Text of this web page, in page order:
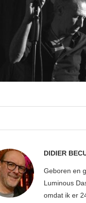
DIDIER
Geboren en
Luminous
omdat ik er